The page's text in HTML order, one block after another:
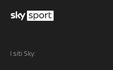
I siti Sky: